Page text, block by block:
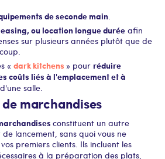
de seconde main
ou location longue durée afin
sur plusieurs années plutôt que de
« dark kitchens » pour réduire
coûts liés à l'emplacement et à
d'une salle.
marchandises
constituent un autre
lancement, sans quoi vous ne
premiers clients. Ils incluent les
à la préparation des plats,